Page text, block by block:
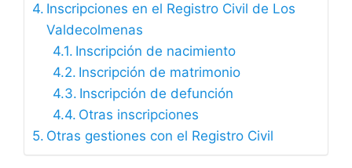
Inscripciones en el Registro Civil de Los
Valdecolmenas
Inscripción de nacimiento
Inscripción de matrimonio
Inscripción de defunción
Otras inscripciones
Otras gestiones con el Registro Civil